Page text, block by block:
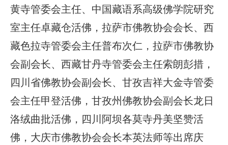
黄寺管委会主任、中国藏语系高级佛学院研究
室主任卓藏仓活佛，拉萨市佛教协会会长、西
藏色拉寺管委会主任普布次仁，拉萨市佛教协
会副会长、西藏甘丹寺管委会主任索朗彭措，
四川省佛教协会副会长、甘孜吉祥大金寺管委
会主任甲登活佛，甘孜州佛教协会副会长龙日
洛绒曲批活佛，四川阿坝各莫寺丹美坚赞活
佛，大庆市佛教协会会长本英法师等出席庆